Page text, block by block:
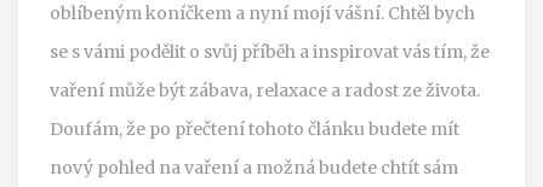
oblíbeným koníčkem a nyní mojí vášní. Chtěl bych
se s vámi podělit o svůj příběh a inspirovat vás tím, že
vaření může být zábava, relaxace a radost ze života.
Doufám, že po přečtení tohoto článku budete mít
nový pohled na vaření a možná budete chtít sám